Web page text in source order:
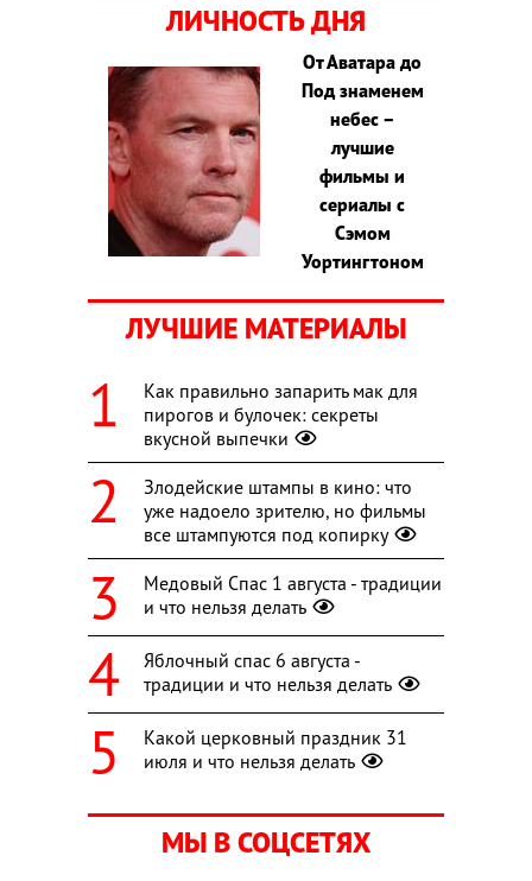
ЛИЧНОСТЬ ДНЯ
От Аватара до
Под знаменем
небес –
лучшие
фильмы и
сериалы с
Сэмом
Уортингтоном
ЛУЧШИЕ МАТЕРИАЛЫ
Как правильно запарить мак для
пирогов и булочек: секреты
вкусной выпечки
Злодейские штампы в кино: что
уже надоело зрителю, но фильмы
все штампуются под копирку
Медовый Спас 1 августа - традиции
и что нельзя делать
Яблочный спас 6 августа -
традиции и что нельзя делать
Какой церковный праздник 31
июля и что нельзя делать
МЫ В СОЦСЕТЯХ